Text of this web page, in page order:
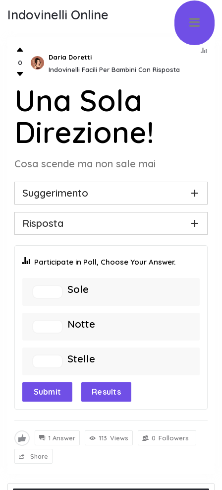
Indovinelli Online
0
Daria Doretti
Indovinelli Facili Per Bambini Con Risposta
Una Sola
Direzione!
Cosa scende ma non sale mai
Suggerimento
Risposta
Participate in Poll, Choose Your Answer.
Sole
Notte
Stelle
Submit Results
1 Answer 113 Views 0 Followers
Share